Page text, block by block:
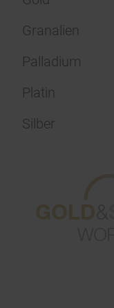
Granalien
Palladium
Platin
Silber